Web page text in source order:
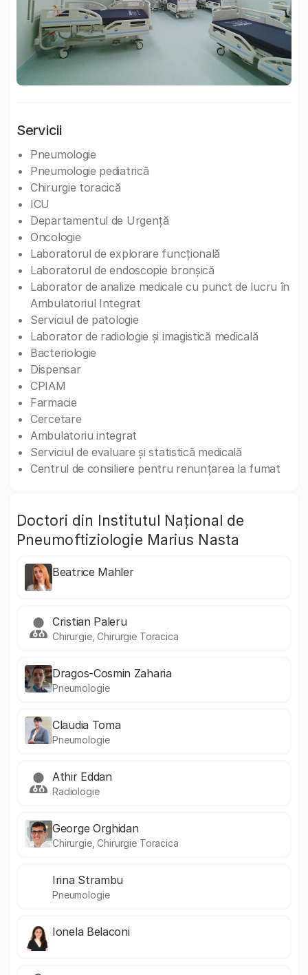
Servicii
Pneumologie
Pneumologie pediatrică
Chirurgie toracică
ICU
Departamentul de Urgență
Oncologie
Laboratorul de explorare funcțională
Laboratorul de endoscopie bronșică
Laborator de analize medicale cu punct de lucru în
Ambulatoriul Integrat
Serviciul de patologie
Laborator de radiologie și imagistică medicală
Bacteriologie
Dispensar
CPIAM
Farmacie
Cercetare
Ambulatoriu integrat
Serviciul de evaluare și statistică medicală
Centrul de consiliere pentru renunțarea la fumat
Doctori din Institutul Național de
Pneumoftiziologie Marius Nasta
Beatrice Mahler
Cristian Paleru
Chirurgie, Chirurgie Toracica
Dragos-Cosmin Zaharia
Pneumologie
Claudia Toma
Pneumologie
Athir Eddan
Radiologie
George Orghidan
Chirurgie, Chirurgie Toracica
Irina Strambu
Pneumologie
Ionela Belaconi